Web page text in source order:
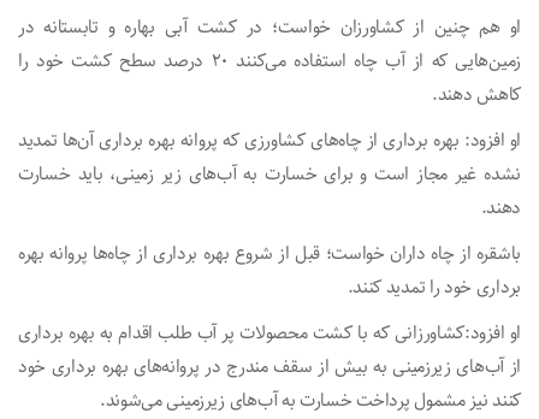
او هم چنین از کشاورزان خواست؛ در کشت آبی بهاره و تابستانه در
زمین‌هایی که از آب چاه استفاده می‌کنند ۲۰ درصد سطح کشت خود را
کاهش دهند.
او افزود: بهره برداری از چاه‌های کشاورزی که پروانه بهره برداری آن‌ها تمدید
نشده غیر مجاز است و برای خسارت به آب‌های زیر زمینی، باید خسارت
دهند.
باشقره از چاه داران خواست؛ قبل از شروع بهره برداری از چاه‌ها پروانه بهره
برداری خود را تمدید کنند.
او افزود:کشاورزانی که با کشت محصولات پر آب طلب اقدام به بهره برداری
از آب‌های زیرزمینی به بیش از سقف مندرج در پروانه‌های بهره برداری خود
کنند نیز مشمول پرداخت خسارت به آب‌های زیرزمینی می‌شوند.